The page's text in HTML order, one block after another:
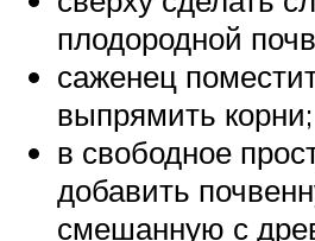
плодородной
саженец
выпрямить корни;
в свободное
добавить
смешанную с